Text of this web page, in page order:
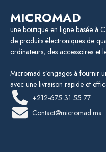
MICROMAD
une boutique en ligne basée à
de produits électroniques de
ordinateurs, des accessoires et
Micromad s’engages à fournir
avec une livraison rapide et
+212-675 31 55 77
Contact@micromad.ma